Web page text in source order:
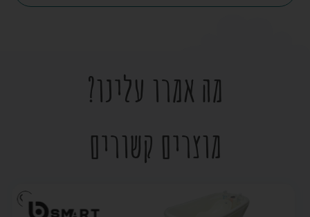
מה אמרו עלינו?
מוצרים קשורים